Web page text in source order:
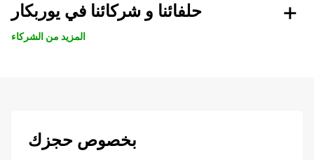
حلفائنا و شركائنا في يوربكار
المزيد من الشركاء
بخصوص حجزك